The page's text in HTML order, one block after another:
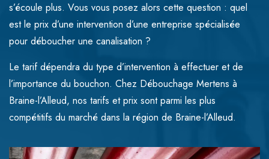
s’écoule plus. Vous vous posez alors cette question : quel
est le prix d’une intervention d’une entreprise spécialisée
pour déboucher une canalisation ?
Le tarif dépendra du type d’intervention à effectuer et de
l’importance du bouchon. Chez Débouchage Mertens à
Braine-l’Alleud, nos tarifs et prix sont parmi les plus
compétitifs du marché dans la région de Braine-l’Alleud.